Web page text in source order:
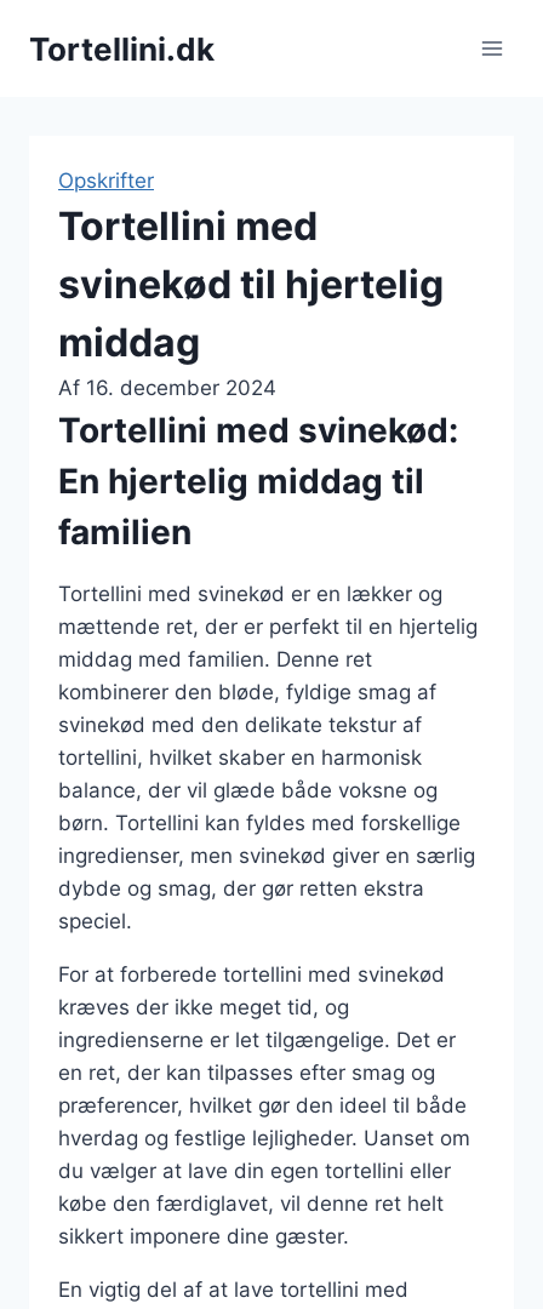
Tortellini.dk
Opskrifter
Tortellini med
svinekød til hjertelig
middag
Af 16. december 2024
Tortellini med svinekød:
En hjertelig middag til
familien
Tortellini med svinekød er en lækker og
mættende ret, der er perfekt til en hjertelig
middag med familien. Denne ret
kombinerer den bløde, fyldige smag af
svinekød med den delikate tekstur af
tortellini, hvilket skaber en harmonisk
balance, der vil glæde både voksne og
børn. Tortellini kan fyldes med forskellige
ingredienser, men svinekød giver en særlig
dybde og smag, der gør retten ekstra
speciel.
For at forberede tortellini med svinekød
kræves der ikke meget tid, og
ingredienserne er let tilgængelige. Det er
en ret, der kan tilpasses efter smag og
præferencer, hvilket gør den ideel til både
hverdag og festlige lejligheder. Uanset om
du vælger at lave din egen tortellini eller
købe den færdiglavet, vil denne ret helt
sikkert imponere dine gæster.
En vigtig del af at lave tortellini med